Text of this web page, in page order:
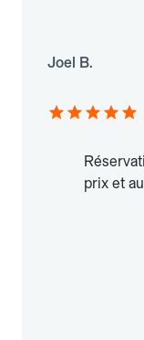
Joel B.
prix et